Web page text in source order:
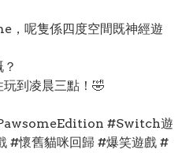
，呢隻係四度空間既神經遊
到凌晨三點！🤣
#Switch遊
#懷舊貓咪回歸 #爆笑遊戲 #